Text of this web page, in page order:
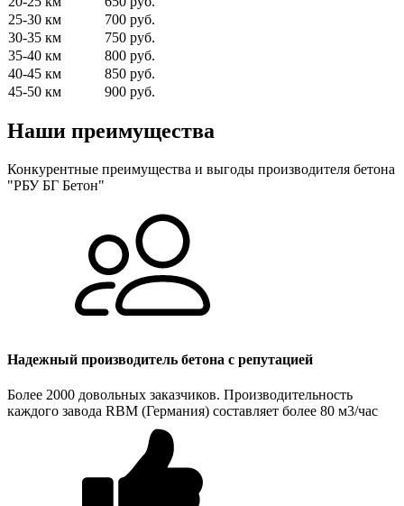
25-30 км
700 руб.
30-35 км
750 руб.
35-40 км
800 руб.
40-45 км
850 руб.
45-50 км
900 руб.
Наши преимущества
Конкурентные преимущества и выгоды производителя бетона
"РБУ БГ Бетон"
Надежный производитель бетона с репутацией
Более 2000 довольных заказчиков. Производительность
каждого завода RBM (Германия) составляет более 80 м3/час